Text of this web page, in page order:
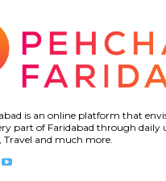
is an online platform that
part of Faridabad through daily
Travel and much more.